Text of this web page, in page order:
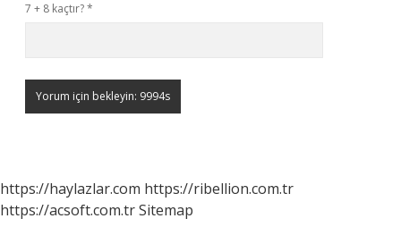
7 + 8 kaçtır?*
https://haylazlar.com https://ribellion.com.tr
https://acsoft.com.trSitemap